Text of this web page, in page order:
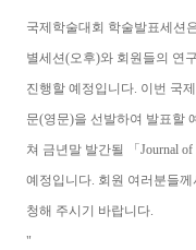
국제학술대회 학술발표세션
별세션(오후)와 회원들의 연
진행할 예정입니다. 이번 국
문(영문)을 선발하여 발표할
쳐 금년말 발간될 「Journal
예정입니다. 회원 여러분들
청해 주시기 바랍니다.
"